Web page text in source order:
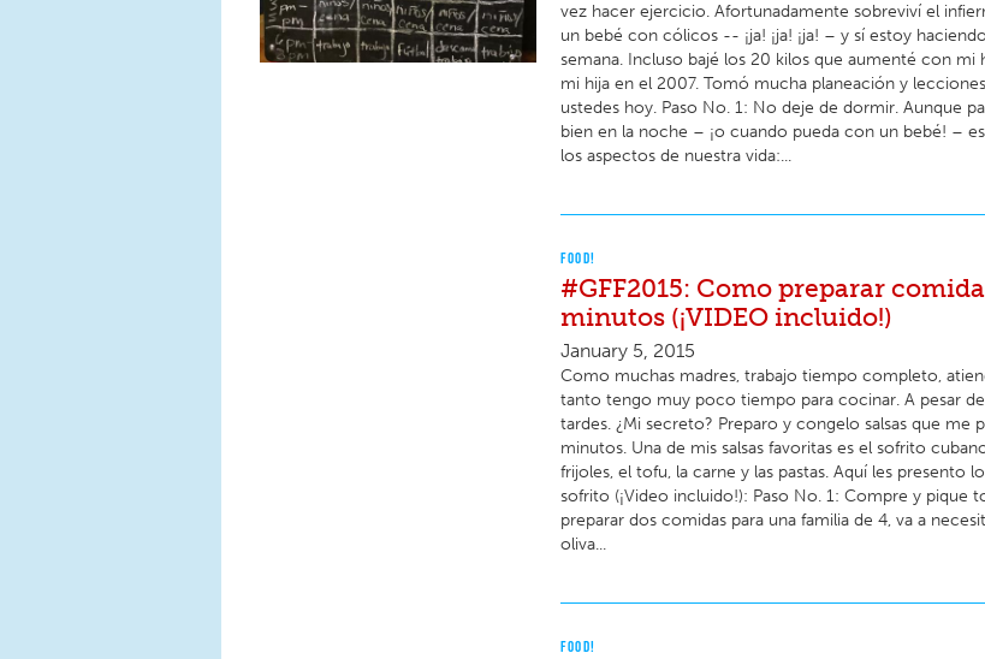
vez hacer ejercicio. Afortunadamente sobreviví el
un bebé con cólicos -- ¡ja! ¡ja! ¡ja! – y sí estoy
semana. Incluso bajé los 20 kilos que aumenté con mi
mi hija en el 2007. Tomó mucha planeación y
ustedes hoy. Paso No. 1: No deje de dormir. Aunque
bien en la noche – ¡o cuando pueda con un bebé! –
los aspectos de nuestra vida:...
FOOD!
#GFF2015: Como preparar
minutos (¡VIDEO incluido!)
January 5, 2015
Como muchas madres, trabajo tiempo completo,
tanto tengo muy poco tiempo para cocinar. A pesar
tardes. ¿Mi secreto? Preparo y congelo salsas que me
minutos. Una de mis salsas favoritas es el sofrito
frijoles, el tofu, la carne y las pastas. Aquí les presento
sofrito (¡Video incluido!): Paso No. 1: Compre y pique
preparar dos comidas para una familia de 4, va a
oliva...
FOOD!